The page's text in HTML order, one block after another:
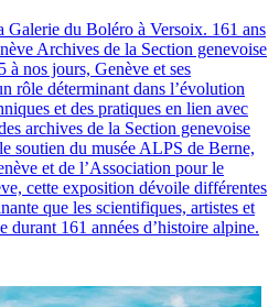
Galerie du Boléro à Versoix. 161 ans
Archives de la Section genevoise
nos jours, Genève et ses
rôle déterminant dans l’évolution
et des pratiques en lien avec
archives de la Section genevoise
soutien du musée ALPS de Berne,
et de l’Association pour le
cette exposition dévoile différentes
que les scientifiques, artistes et
durant 161 années d’histoire alpine.